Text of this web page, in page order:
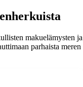
makuelämysten ja
parhaista meren